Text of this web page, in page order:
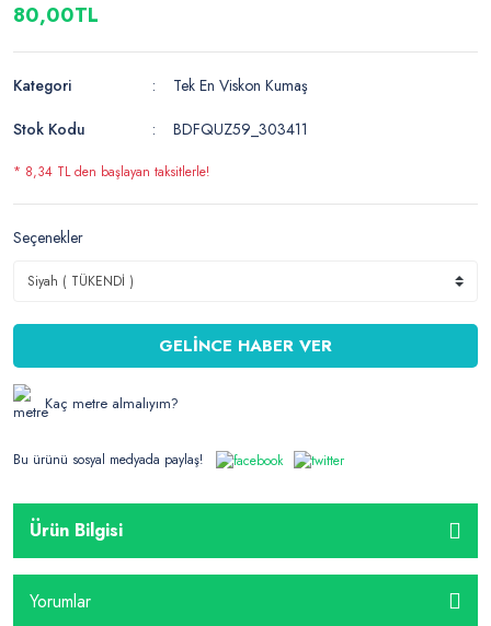
80,00TL
Kategori
Tek En Viskon Kumaş
Stok Kodu
BDFQUZ59_303411
* 8,34 TL den başlayan taksitlerle!
Seçenekler
GELİNCE HABER VER
Kaç metre almalıyım?
Bu ürünü sosyal medyada paylaş!
Ürün Bilgisi
Yorumlar